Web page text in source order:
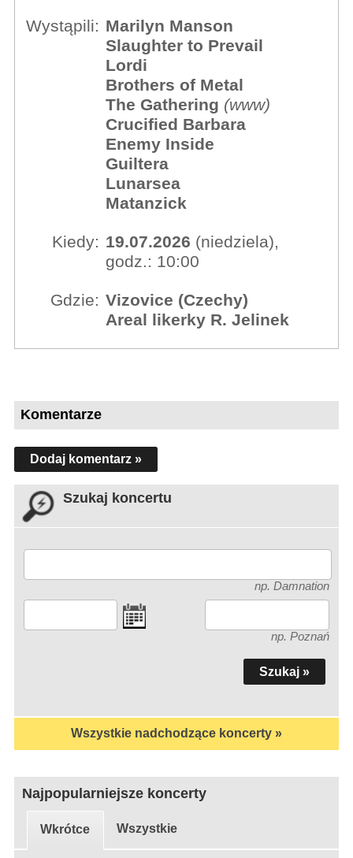
Wystąpili: Marilyn Manson
Slaughter to Prevail
Lordi
Brothers of Metal
The Gathering (www)
Crucified Barbara
Enemy Inside
Guiltera
Lunarsea
Matanzick
Kiedy: 19.07.2026 (niedziela),
godz.: 10:00
Gdzie: Vizovice (Czechy)
Areal likerky R. Jelinek
Komentarze
Dodaj komentarz »
Szukaj koncertu
np. Damnation
np. Poznań
Wszystkie nadchodzące koncerty »
Najpopularniejsze koncerty
Wkrótce Wszystkie